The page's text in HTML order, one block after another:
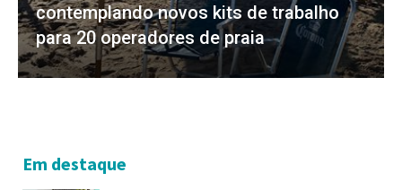
contemplando novos kits de trabalho
para 20 operadores de praia
Em destaque